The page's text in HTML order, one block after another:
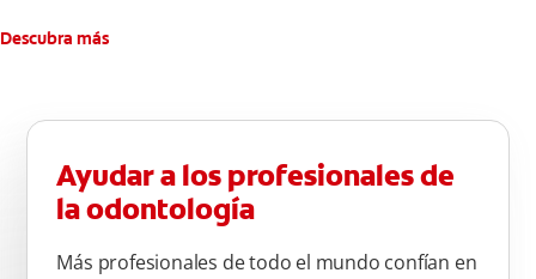
Descubra más
Ayudar a los profesionales de
la odontología
Más profesionales de todo el mundo confían en